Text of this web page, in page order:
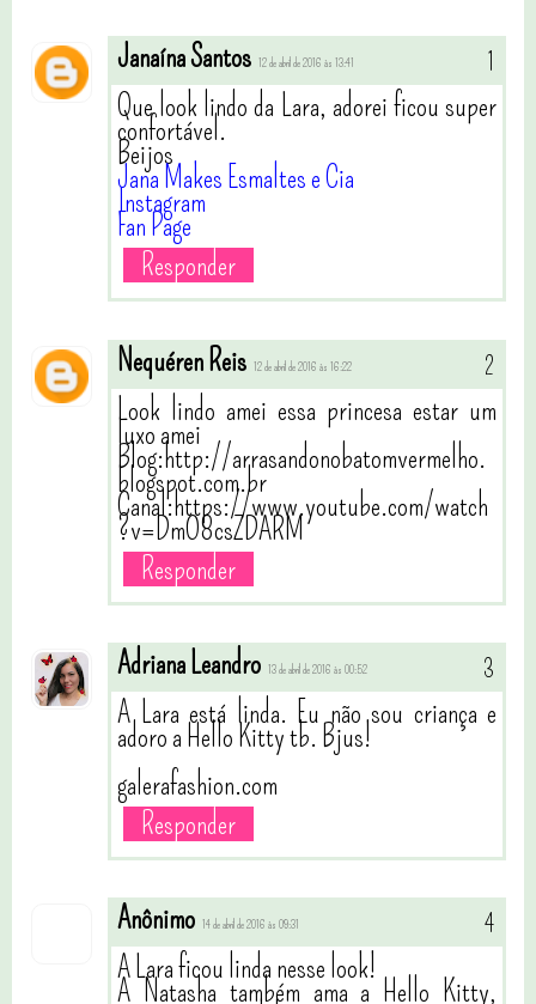
Janaína Santos 12 de abril de 2016 às 13:41
Que look lindo da Lara, adorei ficou super
confortável.
Beijos
Jana Makes Esmaltes e Cia
Instagram
Fan Page
Responder
Nequéren Reis 12 de abril de 2016 às 16:22
Look lindo amei essa princesa estar um
luxo amei
Blog:http://arrasandonobatomvermelho.
blogspot.com.br
Canal:https://www.youtube.com/watch
?v=DmO8csZDARM
Responder
Adriana Leandro 13 de abril de 2016 às 00:52
A Lara está linda. Eu não sou criança e
adoro a Hello Kitty tb. Bjus!
galerafashion.com
Responder
Anônimo 14 de abril de 2016 às 09:31
A Lara ficou linda nesse look!
A Natasha também ama a Hello Kitty,